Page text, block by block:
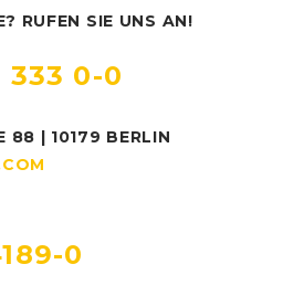
RUFEN SIE UNS AN!
333 0-0
| 10179 BERLIN
0